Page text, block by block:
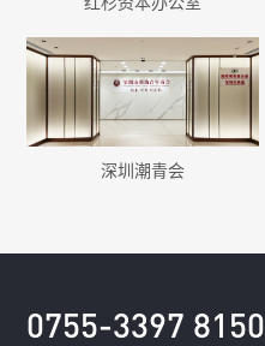
深圳潮青会
0755-3397 8150